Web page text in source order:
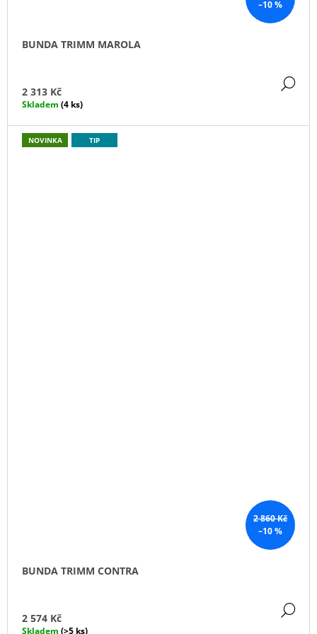
–10 %
BUNDA TRIMM MAROLA
2 313 Kč
Skladem (4 ks)
2 860 Kč
–10 %
NOVINKA TIP
BUNDA TRIMM CONTRA
2 574 Kč
Skladem (>5 ks)